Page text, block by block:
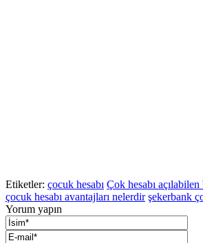
Etiketler: çocuk hesabı Çok hesabı
çocuk hesabı avantajları nelerdir şekerbank
Yorum yapın